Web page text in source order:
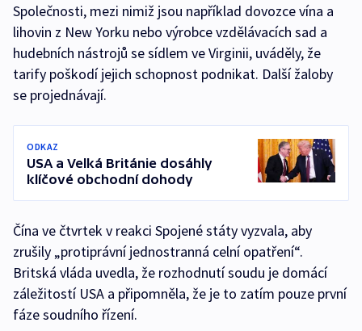
Společnosti, mezi nimiž jsou například dovozce vína a
lihovin z New Yorku nebo výrobce vzdělávacích sad a
hudebních nástrojů se sídlem ve Virginii, uváděly, že
tarify poškodí jejich schopnost podnikat. Další žaloby
se projednávají.
ODKAZ
USA a Velká Británie dosáhly
klíčové obchodní dohody
Čína ve čtvrtek v reakci Spojené státy vyzvala, aby
zrušily „protiprávní jednostranná celní opatření“.
Britská vláda uvedla, že rozhodnutí soudu je domácí
záležitostí USA a připomněla, že je to zatím pouze první
fáze soudního řízení.